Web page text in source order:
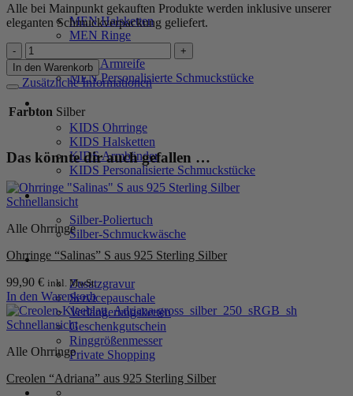
MEN Halsketten
MEN Ringe
MEN Armreife
MEN Personalisierte Schmuckstücke
KIDS Ohrringe
KIDS Halsketten
KIDS Armbänder
KIDS Personalisierte Schmuckstücke
PRODUKTPFLEGE
Silber-Poliertuch
Silber-Schmuckwäsche
SERVICE
Zusatzgravur
Servicepauschale
Verlängerungsketten
Geschenkgutschein
Ringgrößenmesser
Private Shopping
Alle bei Mainpunkt gekauften Produkte werden inklusive unserer
eleganten Schmuckverpackung geliefert.
Ohrringe
"Salinas"
(L)
aus
925
Sterling
Menge
In den Warenkorb
Zusätzliche Informationen
Farbton Silber
Das könnte dir auch gefallen …
Schnellansicht
Alle Ohrringe
Ohrringe “Salinas” S aus 925 Sterling Silber
99,90 € inkl. MwSt.
In den Warenkorb
Schnellansicht
Alle Ohrringe
Creolen “Adriana” aus 925 Sterling Silber